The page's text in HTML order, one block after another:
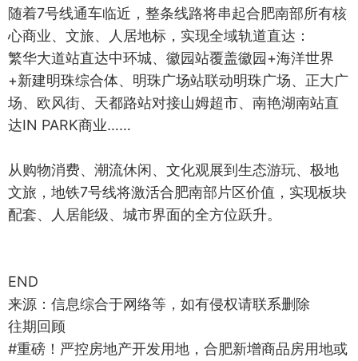
随着7号线通车临近，整条线路将串起合肥南部所有核
心商业、文旅、人居地标，实现全域轨道直达：
繁华大道站直达中环城、徽园站覆盖徽园+海洋世界
+新建明珠综合体、明珠广场站联动明珠广场、正大广
场、欧风街、天都路站对接山姆超市、南艳湖南站直
达IN PARK商业……
从购物消费、潮流休闲、文化观展到生态游玩、极地
文旅，地铁7号线将激活合肥南部片区价值，实现板块
配套、人居能级、城市界面的全方位跃升。
END
来源：信息综合于网络等，如有侵权请联系删除
往期回顾
#重磅！严控房地产开发用地，合肥新增商品房用地或